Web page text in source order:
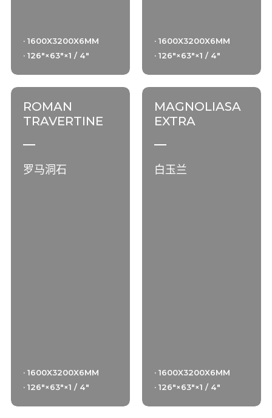
· 1600X3200X6MM
· 126"×63"×1 / 4"
· 1600X3200X6MM
· 126"×63"×1 / 4"
ROMAN
TRAVERTINE
罗马洞石
· 1600X3200X6MM
· 126"×63"×1 / 4"
MAGNOLIASA
EXTRA
白玉兰
· 1600X3200X6MM
· 126"×63"×1 / 4"